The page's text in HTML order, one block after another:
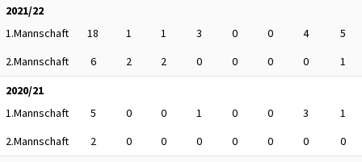
2021/22
1.Mannschaft
18 1 1 3 0 0 4
5
2.Mannschaft
6 2 2 0 0 0 0
1
2020/21
1.Mannschaft
5 0 0 1 0 0 3
1
2.Mannschaft
2 0 0 0 0 0 0
0